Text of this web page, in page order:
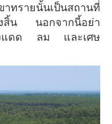
าทรายนั้นเป็นสถานที่
งสิ้น นอกจากนี้อย่า
สงแดด ลม และเศษ